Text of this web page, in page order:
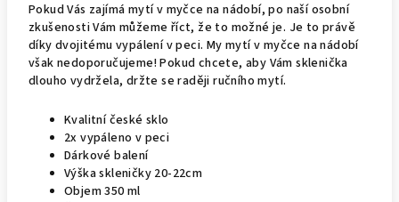
Pokud Vás zajímá mytí v myčce na nádobí, po naší osobní
zkušenosti Vám můžeme říct, že to možné je. Je to právě
díky dvojitému vypálení v peci. My mytí v myčce na nádobí
však nedoporučujeme! Pokud chcete, aby Vám sklenička
dlouho vydržela, držte se raději ručního mytí.
Kvalitní české sklo
2x vypáleno v peci
Dárkové balení
Výška skleničky 20-22cm
Objem 350 ml